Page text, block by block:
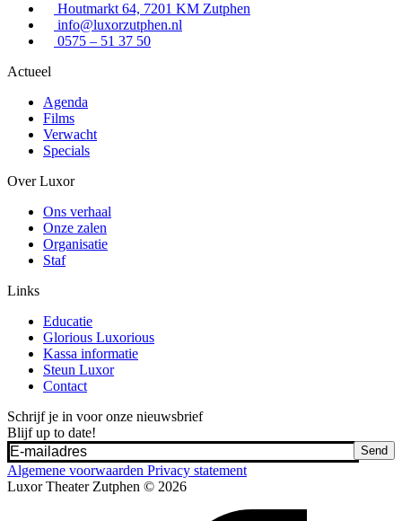
Houtmarkt 64, 7201 KM Zutphen
info@luxorzutphen.nl
0575 – 51 37 50
Actueel
Agenda
Films
Verwacht
Specials
Over Luxor
Ons verhaal
Onze zalen
Organisatie
Staf
Links
Educatie
Glorious Luxorious
Kassa informatie
Steun Luxor
Contact
Schrijf je in voor onze nieuwsbrief
Blijf up to date!
Send
Algemene voorwaarden Privacy statement
Luxor Theater Zutphen © 2026